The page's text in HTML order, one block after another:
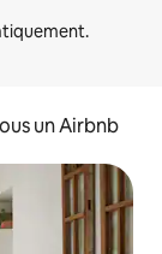
un Airbnb